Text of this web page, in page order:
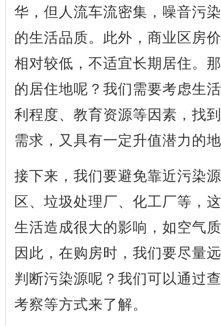
华，但人流车流密集，噪音污
的生活品质。此外，商业区房
相对较低，不适宜长期居住。
的居住地呢？我们需要考虑生
利程度、教育资源等因素，找
需求，又具有一定升值潜力的
接下来，我们要避免靠近污染
区、垃圾处理厂、化工厂等，
生活造成很大的影响，如空气
因此，在购房时，我们要尽量
判断污染源呢？我们可以通过
考察等方式来了解。